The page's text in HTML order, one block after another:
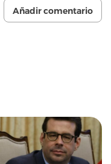
Añadir comentario